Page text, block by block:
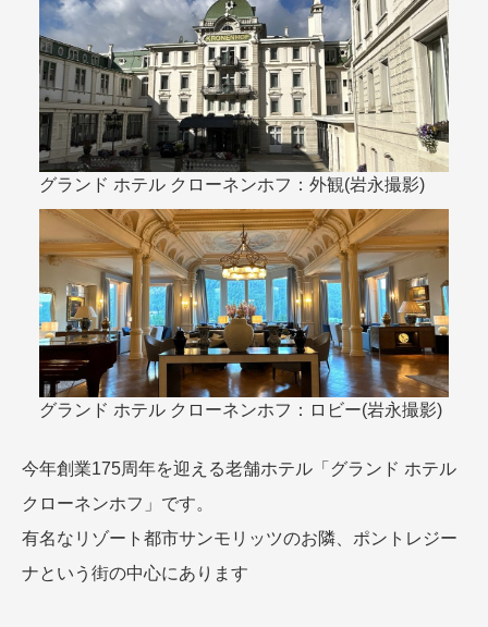
1度は見てみたい遺跡
野生動物に出合う
オーロラ
クルーズ
音楽鑑賞
名画鑑賞
お花・紅葉
鉄道の旅
ハイキング・トレッキング
専任ガイド・講師同行の旅
1名様からの旅
ラ・プルミエール（エールフランス
航空）
芸術鑑賞（美術、音楽）・講師同行
グランド ホテル クローネンホフ：外観(岩永撮影)
グランド ホテル クローネンホフ：ロビー(岩永撮影)
今年創業175周年を迎える老舗ホテル「グランド ホテル
クローネンホフ」です。
有名なリゾート都市サンモリッツのお隣、ポントレジー
ナという街の中心にあります